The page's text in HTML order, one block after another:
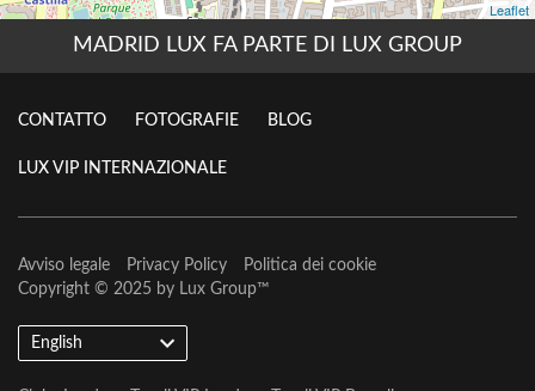
MADRID LUX FA PARTE DI LUX GROUP
CONTATTO FOTOGRAFIE BLOG
LUX VIP INTERNAZIONALE
Avviso legale Privacy Policy
Politica dei cookie
Copyright © 2025 by Lux Group™
English